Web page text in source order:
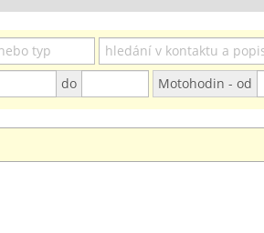
do Motohodin - od